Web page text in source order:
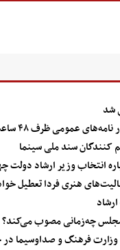
شد
عمومی ظرف ۴۸ ساعت
کنندگان سند ملی سینما
انتخاب وزیر ارشاد دولت
هنری فردا تعطیل
مجلس چه‌زمانی مصوب می‌کند؟
فرهنگ و صداوسیما